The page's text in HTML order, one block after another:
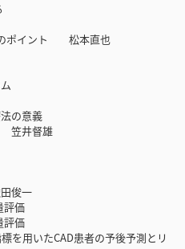
ポイント 松本直也
の意義
笠井督雄
俊一
価
価
用いたCAD患者の予後予測とリ